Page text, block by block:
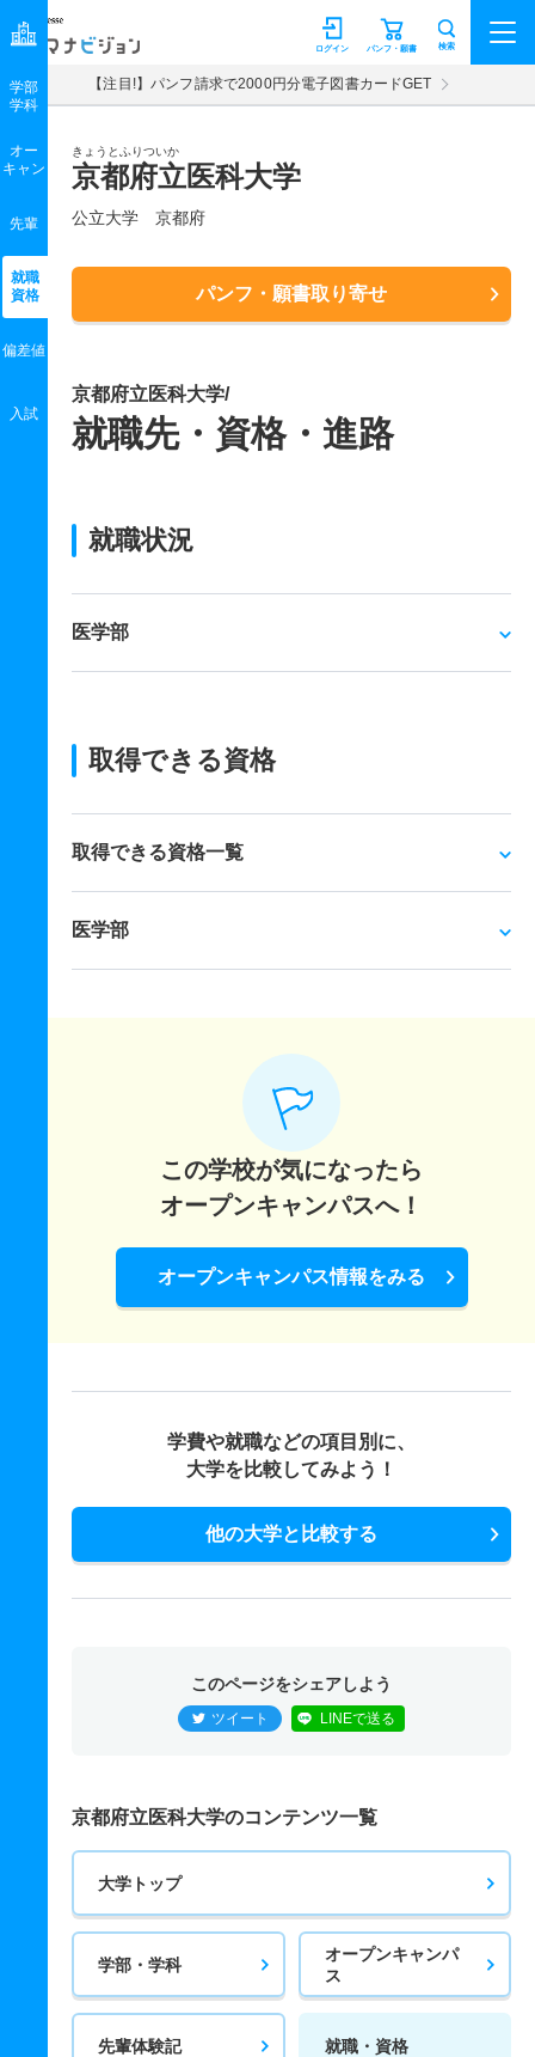
マナビジョン パンフ・願書
ログイン 検索
【注目!】パンフ請求で2000円分電子図書カードGET
きょうとふりついか
京都府立医科大学
公立大学 京都府
パンフ・願書取り寄せ
学部
学科
オー
キャン
先輩
就職
資格
偏差値
入試
京都府立医科大学/
就職先・資格・進路
就職状況
医学部
取得できる資格
取得できる資格一覧
医学部
この学校が気になったら
オープンキャンパスへ！
オープンキャンパス情報をみる
学費や就職などの項目別に、
大学を比較してみよう！
他の大学と比較する
このページをシェアしよう
ツイート LINEで送る
京都府立医科大学のコンテンツ一覧
大学トップ
学部・学科
オープンキャンパ
ス
先輩体験記 就職・資格